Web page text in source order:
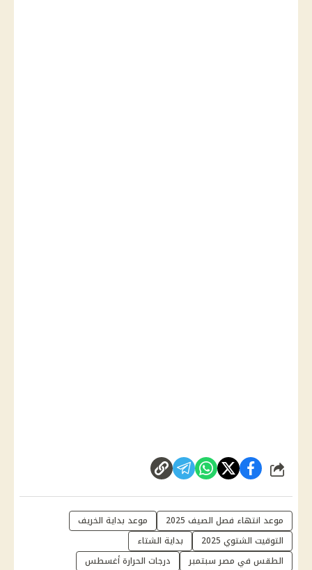
شارك
موعد انتهاء فصل الصيف 2025
موعد بداية الخريف
التوقيت الشتوي 2025
بداية الشتاء
الطقس في مصر سبتمبر
درجات الحرارة أغسطس